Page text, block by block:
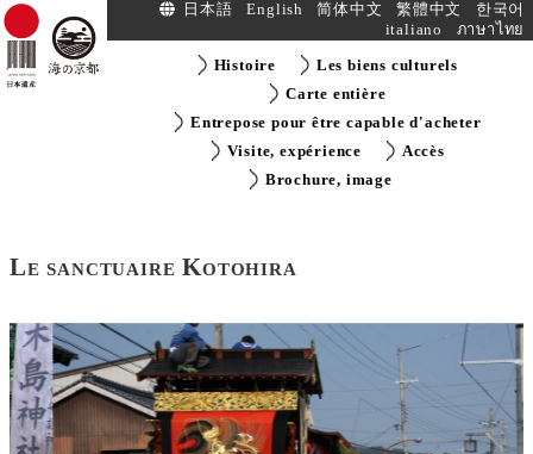
日本語 English 简体中文 繁體中文
한국어
italiano
ภาษาไทย
Histoire
Les biens culturels
Carte entière
Entrepose pour être capable d'acheter
Visite, expérience
Accès
Brochure, image
Le sanctuaire Kotohira